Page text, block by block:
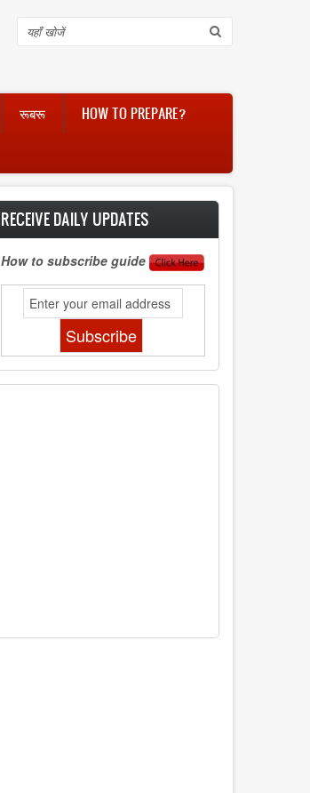
Search
रूबरू HOW TO PREPARE?
RECEIVE DAILY UPDATES
How to subscribe guide